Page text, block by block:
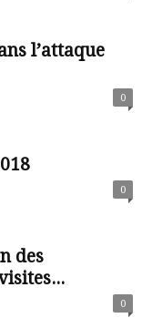
l’attaque
0
0
des
0